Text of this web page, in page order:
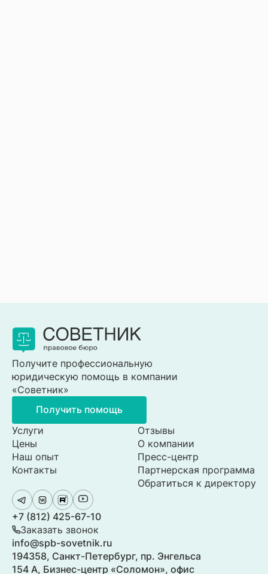
Получите профессиональную
юридическую помощь в компании
«Советник»
Получить помощь
Услуги
Цены
Наш опыт
Контакты
Отзывы
О компании
Пресс-центр
Партнерская программа
Обратиться к директору
+7 (812) 425-67-10
Заказать звонок
info@spb-sovetnik.ru
194358, Санкт-Петербург, пр. Энгельса
154 А, Бизнес-центр «Соломон», офис